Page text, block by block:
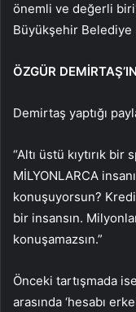
önemli ve değerli
Büyükşehir Belediye
ÖZGÜR
Demirtaş yaptığı
“Altı üstü kıytırık
MİLYONLARCA
konuşuyorsun?
bir insansın.
konuşamazsın.”
Önceki tartışmada
arasında ‘hesabı